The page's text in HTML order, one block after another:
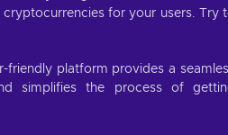
for your users. Try
friendly platform provides a
simplifies the process of